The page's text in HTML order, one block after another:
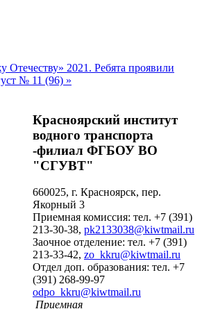
Отечеству» 2021. Ребята проявили
№ 11 (96) »
Красноярский институт
водного транспорта
-филиал ФГБОУ ВО
"СГУВТ"
660025, г. Красноярск, пер.
Якорный 3
Приемная комиссия: тел. +7 (391)
213-30-38, pk2133038@kiwtmail.ru
Заочное отделение: тел. +7 (391)
213-33-42, zo_kkru@kiwtmail.ru
Отдел доп. образования: тел. +7
(391) 268-99-97
odpo_kkru@kiwtmail.ru
Приемная